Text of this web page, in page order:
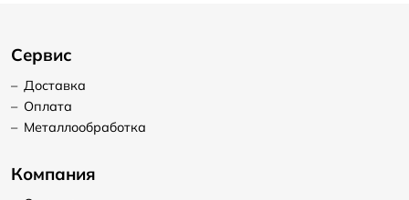
Сервис
– Доставка
– Оплата
– Металлообработка
Компания